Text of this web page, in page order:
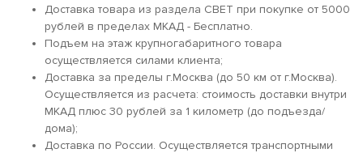
Доставка товара из раздела СВЕТ при покупке от 5000
рублей в пределах МКАД - Бесплатно.
Подъем на этаж крупногабаритного товара
осуществляется силами клиента;
Доставка за пределы г.Москва (до 50 км от г.Москва).
Осуществляется из расчета: стоимость доставки внутри
МКАД плюс 30 рублей за 1 километр (до подъезда/
дома);
Доставка по России. Осуществляется транспортными